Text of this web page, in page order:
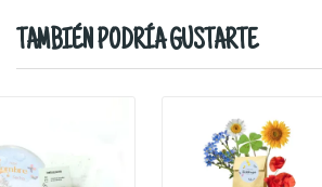
TAMBIÉN PODRÍA GUSTARTE